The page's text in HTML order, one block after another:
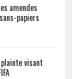
amendes
papiers
visant